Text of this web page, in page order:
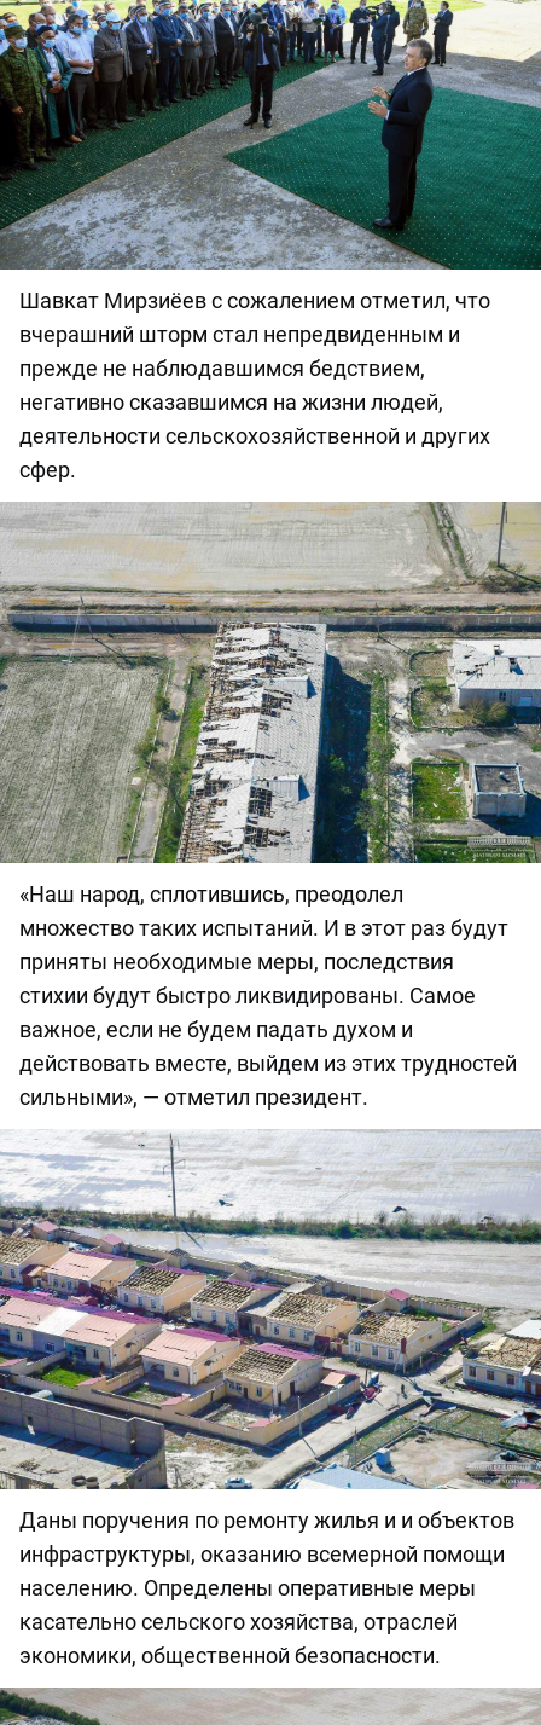
Шавкат Мирзиёев с сожалением отметил, что
вчерашний шторм стал непредвиденным и
прежде не наблюдавшимся бедствием,
негативно сказавшимся на жизни людей,
деятельности сельскохозяйственной и других
сфер.
«Наш народ, сплотившись, преодолел
множество таких испытаний. И в этот раз будут
приняты необходимые меры, последствия
стихии будут быстро ликвидированы. Самое
важное, если не будем падать духом и
действовать вместе, выйдем из этих трудностей
сильными», — отметил президент.
Даны поручения по ремонту жилья и и объектов
инфраструктуры, оказанию всемерной помощи
населению. Определены оперативные меры
касательно сельского хозяйства, отраслей
экономики, общественной безопасности.